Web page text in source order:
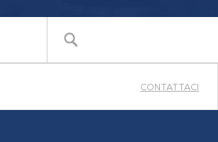
Cerca
CONTATTACI